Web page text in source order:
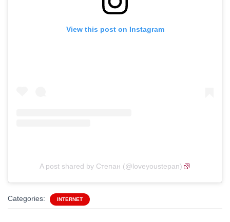
View this post on Instagram
A post shared by Степан (@loveyoustepan)
Categories: INTERNET